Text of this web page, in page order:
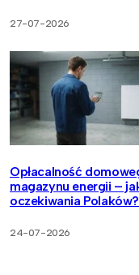
27-07-2026
Opłacalność
magazynu energii –
oczekiwania Polaków?
24-07-2026